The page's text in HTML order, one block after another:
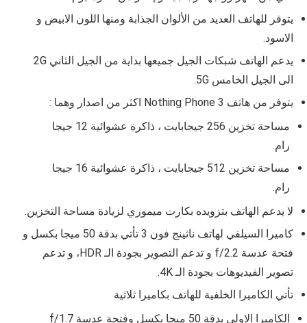
يتوفر للهاتف العديد من الألوان الجذابة ومنها اللون الابيض و
الاسود.
يدعم الهاتف شبكات الجيل جميعها بداية من الجيل الثاني 2G
الى الجيل الخامس 5G.
يتوفر من هاتف Nothing Phone 3 اكثر من اصدار وهما :
مساحة تخزين 256 جيجابايت ، ذاكرة عشوائية 12 جيجا
رام.
مساحة تخزين 512 جيجابايت ، ذاكرة عشوائية 16 جيجا
رام.
لا يدعم الهاتف بتزويده بكارت ميموري لزيادة مساحة التخزين.
كاميرا السيلفي لهاتف ناثينج فون 3 تأتي بدقة 50 ميجا بكسل و
فتحة عدسة
f/2.2 و تدعم التصوير بجودة الـ HDR، و تدعم
تصوير الفيديوهات بجودة الـ 4K
.
تأتي الكاميرا الخلفية للهاتف بكاميرا ثلاثية
الكاميرا الاولي بدقة 50 ميجا بكسل وفتحة عدسة
f/1.7